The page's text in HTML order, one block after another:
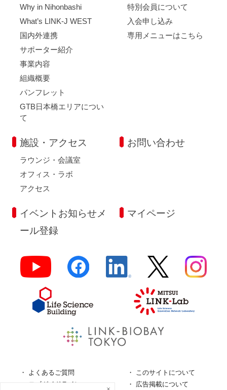
Why in Nihonbashi
What’s LINK-J WEST
国内外連携
サポーター紹介
事業内容
組織概要
パンフレット
GTB日本橋エリアについ
て
特別会員について
入会申し込み
専用メニューはこちら
施設・アクセス
ラウンジ・会議室
オフィス・ラボ
アクセス
お問い合わせ
イベントお知らせメ
ール登録
マイページ
よくあるご質問
このサイトについて
ロゴガイドライン
広告掲載について